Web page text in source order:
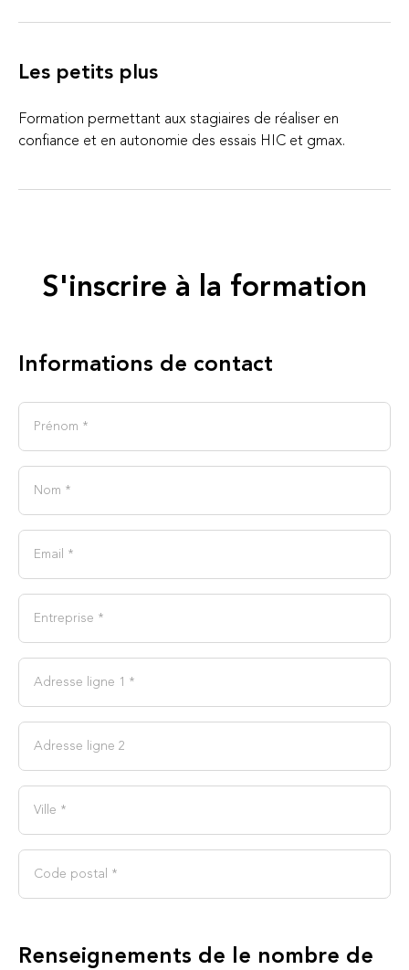
Les petits plus
Formation permettant aux stagiaires de réaliser en
confiance et en autonomie des essais HIC et gmax.
S'inscrire à la formation
Informations de contact
Renseignements de le nombre de